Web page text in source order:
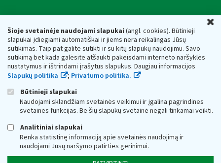
Šioje svetainėje naudojami slapukai(angl. cookies). Būtinieji
slapukai įdiegiami automatiškai ir jiems nėra reikalingas Jūsų
sutikimas. Taip pat galite sutikti ir su kitų slapukų naudojimu. Savo
sutikimą bet kada galėsite atšaukti pakeisdami interneto naršyklės
nustatymus ir ištrindami įrašytus slapukus. Daugiau informacijos
Slapukų politika
; Privatumo politika.
Būtinieji slapukai
Naudojami sklandžiam svetainės veikimui ir įgalina pagrindines
svetainės funkcijas. Be šių slapukų svetainė negali tinkamai veikti.
Analitiniai slapukai
Renka statistinę informaciją apie svetainės naudojimą ir
naudojami Jūsų naršymo patirties gerinimui.
Respublikos finansų ministerijos
Biudžetinė įstaiga. Juridinio asmens kodas — 188659752,
adresas: Vasario 16-osios g. 14, 01107 Vilnius, Lietuva, el.paštas:
vmi@vmi.lt, E. pristatymo dėžutės adresas 188659752
Duomenys apie Valstybinę mokesčių inspekciją prie Lietuvos
Respublikos finansų ministerijos kaupiami ir saugomi Juridinių